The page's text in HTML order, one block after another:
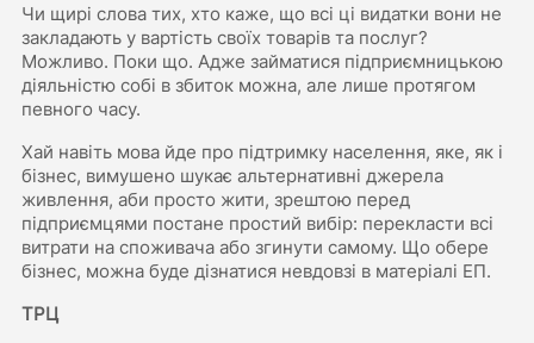
Чи щирі слова тих, хто каже, що всі ці видатки вони не
закладають у вартість своїх товарів та послуг?
Можливо. Поки що. Адже займатися підприємницькою
діяльністю собі в збиток можна, але лише протягом
певного часу.
Хай навіть мова йде про підтримку населення, яке, як і
бізнес, вимушено шукає альтернативні джерела
живлення, аби просто жити, зрештою перед
підприємцями постане простий вибір: перекласти всі
витрати на споживача або згинути самому. Що обере
бізнес, можна буде дізнатися невдовзі в матеріалі ЕП.
ТРЦ